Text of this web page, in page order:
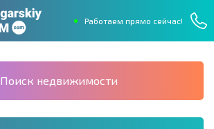
Работаем прямо сейчас!
Поиск недвижимости